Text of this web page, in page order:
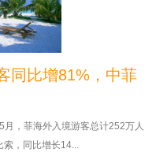
同比增81%，中菲
，菲海外入境游客总计252万人
索，同比增长14...